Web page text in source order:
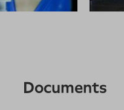
documents